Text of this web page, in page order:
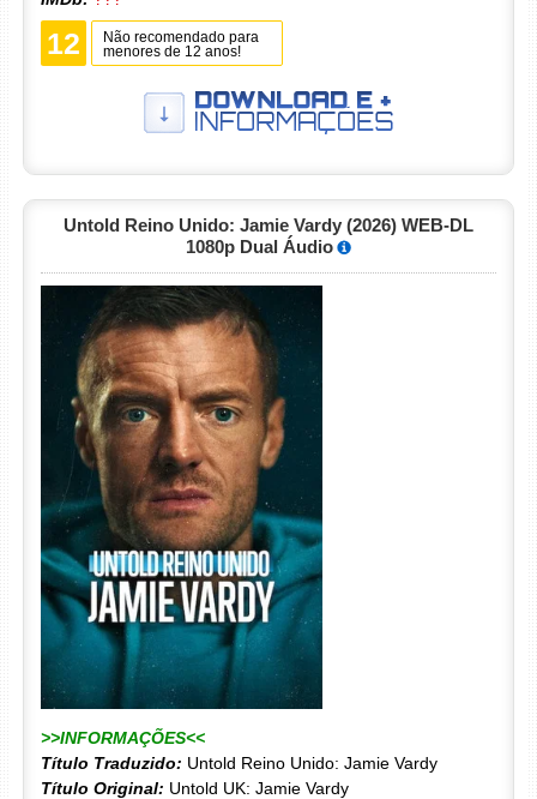
12
Não recomendado para
menores de 12 anos!
Untold Reino Unido: Jamie Vardy (2026) WEB-DL
1080p Dual Áudio
>>INFORMAÇÕES<<
Título Traduzido: Untold Reino Unido: Jamie Vardy
Título Original: Untold UK: Jamie Vardy